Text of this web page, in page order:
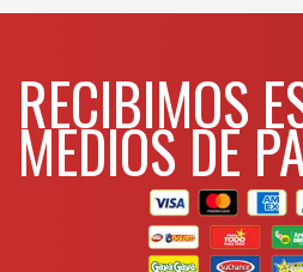
Para mas info
comunicarse al
WHATSAPP 3134392699
RECIBIMOS
MEDIOS DE